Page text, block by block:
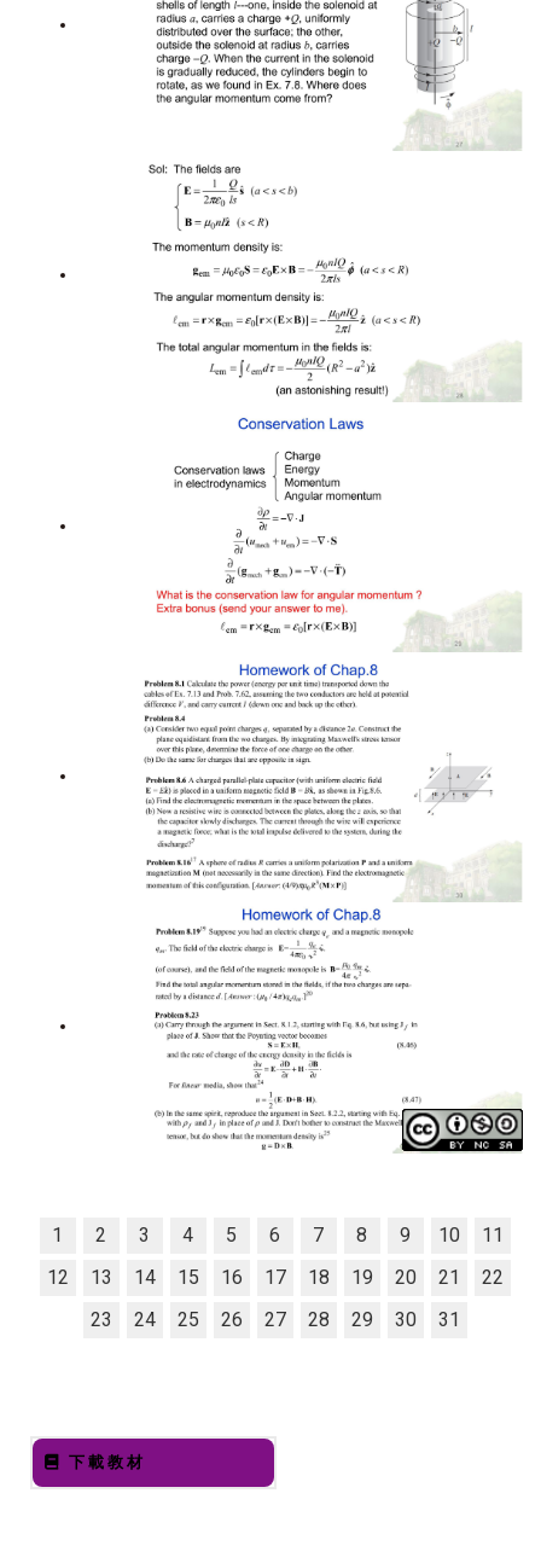
1 2 3 4 5 6 7 8 9 10
11
12
13 14 15 16 17 18 19 20 21
22
23
24 25 26 27 28 29 30 31
下載教材